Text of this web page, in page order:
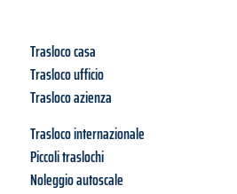
Trasloco casa
Trasloco ufficio
Trasloco azienza
Trasloco internazionale
Piccoli traslochi
Noleggio autoscale